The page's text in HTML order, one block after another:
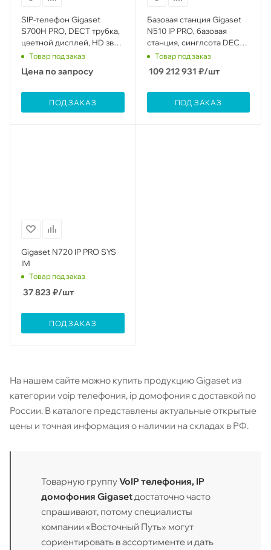
SIP-телефон Gigaset
S700H PRO, DECT трубка,
цветной дисплей, HD звук,
IP40, виброоповещение
Товар под заказ
Цена по запросу
ПОД ЗАКАЗ
Базовая станция Gigaset
N510 IP PRO, базовая
станция, синглсота DECT,
до 6 трубок и 6 репитеров
Товар под заказ
109 212 931 ₽/шт
ПОД ЗАКАЗ
Gigaset N720 IP PRO SYS
IM
Товар под заказ
37 823 ₽/шт
ПОД ЗАКАЗ
На нашем сайте можно купить продукцию Gigaset из
категории voip телефония, ip домофония с доставкой по
России. В каталоге представлены актуальные открытые
цены и точная информация о наличии на складах в РФ.
Товарную группуVoIP телефония, IP
домофония Gigaset достаточно часто
спрашивают, потому специалисты
компании «Восточный Путь» могут
сориентировать в ассортименте и дать